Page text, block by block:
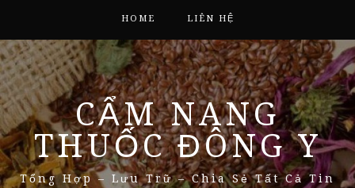
HOME LIÊN HỆ
CẨM NANG
THUỐC ĐÔNG Y
Tổng Hợp – Lưu Trữ – Chia Sẻ Tất Cả Tin